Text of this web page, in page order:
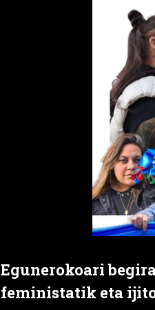
Egunerokoari
feministatik eta